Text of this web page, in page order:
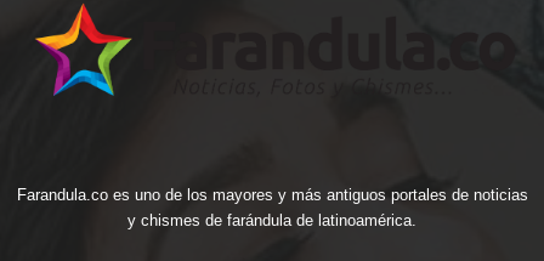
Farandula.co es uno de los mayores y más antiguos portales de noticias
y chismes de farándula de latinoamérica.